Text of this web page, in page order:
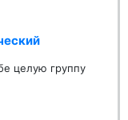
целую группу